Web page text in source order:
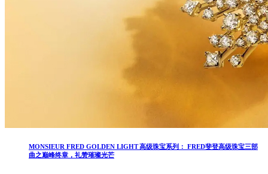
MONSIEUR FRED GOLDEN LIGHT 高级珠宝系列： FRED斐登高级珠宝三部
曲之巅峰终章，礼赞璀璨光芒